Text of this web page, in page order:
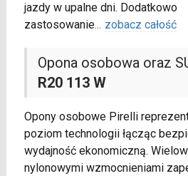
jazdy w upalne dni. Dodatkowo
zastosowanie... zobacz całość
Opona osobowa oraz
R20 113 W
Opony osobowe Pirelli
poziom technologii łącząc
wydajność ekonomiczną.
nylonowymi wzmocnieniami